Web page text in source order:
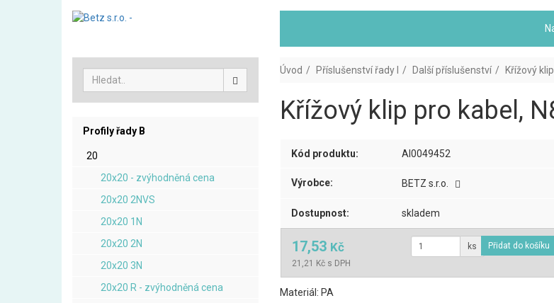
Profily řady B
20
20x20 - zvýhodněná cena
20x20 2NVS
20x20 1N
20x20 2N
20x20 3N
20x20 R - zvýhodněná cena
Úvod Příslušenství řady I Další příslušenství Křížový
Křížový klip pro kabel,
Kód produktu: AI0049452
Výrobce: BETZ s.r.o.
Dostupnost: skladem
17,53 Kč
21,21 Kč s DPH
ks
Materiál: PA